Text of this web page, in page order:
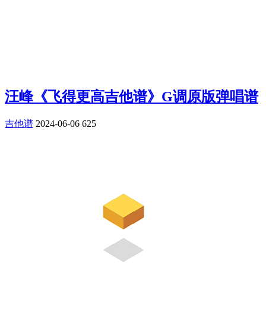
汪峰《飞得更高吉他谱》G调原版弹唱谱
吉他谱 2024-06-06 625